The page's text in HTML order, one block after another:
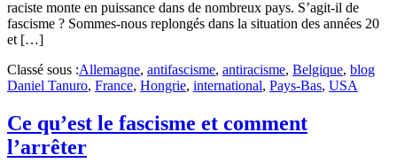
raciste monte en puissance dans de nombreux pays. S’agit-il de
fascisme ? Sommes-nous replongés dans la situation des années 20
et […]
Classé sous :Allemagne, antifascisme, antiracisme, Belgique, blog
Daniel Tanuro, France, Hongrie, international, Pays-Bas, USA
Ce qu’est le fascisme et comment
l’arrêter